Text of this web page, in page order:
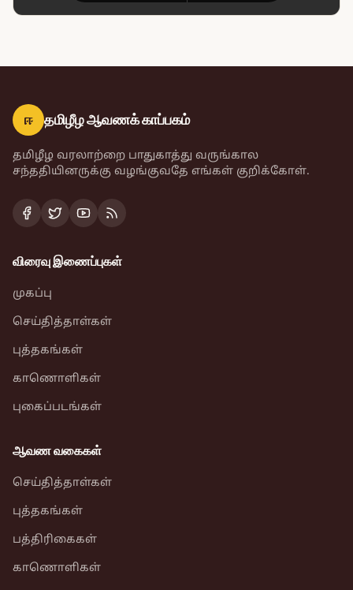
ஈ தமிழீழ ஆவணக் காப்பகம்
தமிழீழ வரலாற்றை பாதுகாத்து வருங்கால
சந்ததியினருக்கு வழங்குவதே எங்கள் குறிக்கோள்.
விரைவு இணைப்புகள்
முகப்பு
செய்தித்தாள்கள்
புத்தகங்கள்
காணொளிகள்
புகைப்படங்கள்
ஆவண வகைகள்
செய்தித்தாள்கள்
புத்தகங்கள்
பத்திரிகைகள்
காணொளிகள்